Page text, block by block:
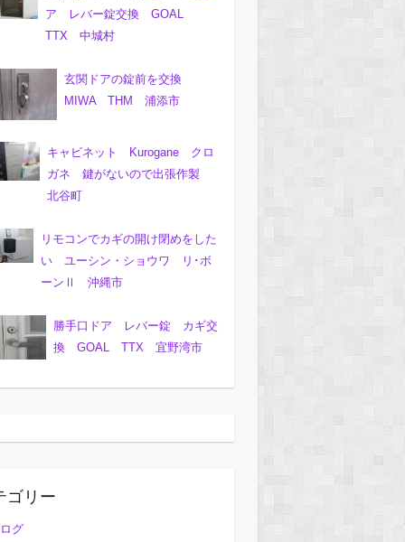
ア レバー錠交換 GOAL
TTX 中城村
玄関ドアの錠前を交換
MIWA THM 浦添市
キャビネット Kurogane クロ
ガネ 鍵がないので出張作製
北谷町
リモコンでカギの開け閉めをした
い ユーシン・ショウワ リ･ボ
ーンⅡ 沖縄市
勝手口ドア レバー錠 カギ交
換 GOAL TTX 宜野湾市
ゴリー
グ